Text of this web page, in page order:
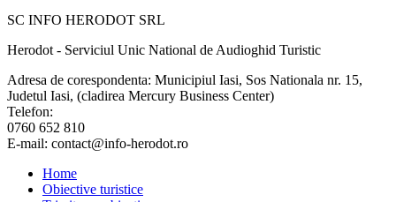
SC INFO HERODOT SRL
Herodot - Serviciul Unic National de Audioghid Turistic
Adresa de corespondenta: Municipiul Iasi, Sos Nationala nr. 15,
Judetul Iasi, (cladirea Mercury Business Center)
Telefon:
0760 652 810
E-mail: contact@info-herodot.ro
Home
Obiective turistice